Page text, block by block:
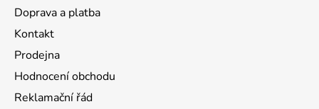
Doprava a platba
Kontakt
Prodejna
Hodnocení obchodu
Reklamační řád